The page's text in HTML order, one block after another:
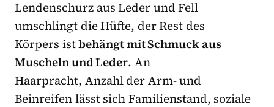
Lendenschurz aus Leder und Fell
umschlingt die Hüfte, der Rest des
Körpers istbehängt mit Schmuck aus
Muscheln und Leder. An
Haarpracht, Anzahl der Arm- und
Beinreifen lässt sich Familienstand, soziale